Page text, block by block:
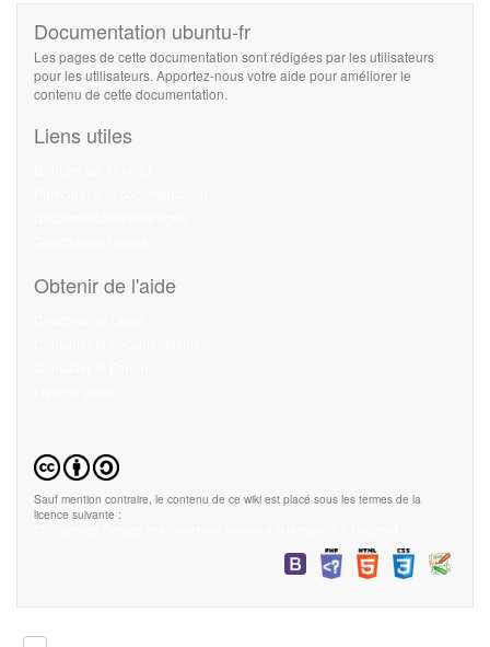
Documentation ubuntu-fr
Les pages de cette documentation sont rédigées par les utilisateurs
pour les utilisateurs. Apportez-nous votre aide pour améliorer le
contenu de cette documentation.
Liens utiles
Obtenir de l'aide
Sauf mention contraire, le contenu de ce wiki est placé sous les termes de la
licence suivante :